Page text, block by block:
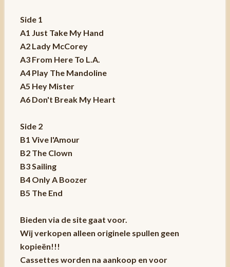
Side 1
A1 Just Take My Hand
A2 Lady McCorey
A3 From Here To L.A.
A4 Play The Mandoline
A5 Hey Mister
A6 Don't Break My Heart
Side 2
B1 Vive I'Amour
B2 The Clown
B3 Sailing
B4 Only A Boozer
B5 The End
Bieden via de site gaat voor.
Wij verkopen alleen originele spullen geen
kopieën!!!
Cassettes worden na aankoop en voor